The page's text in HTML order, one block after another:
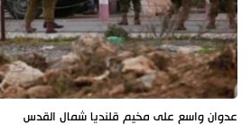
عدوان واسع على مخيم قلنديا شمال القدس